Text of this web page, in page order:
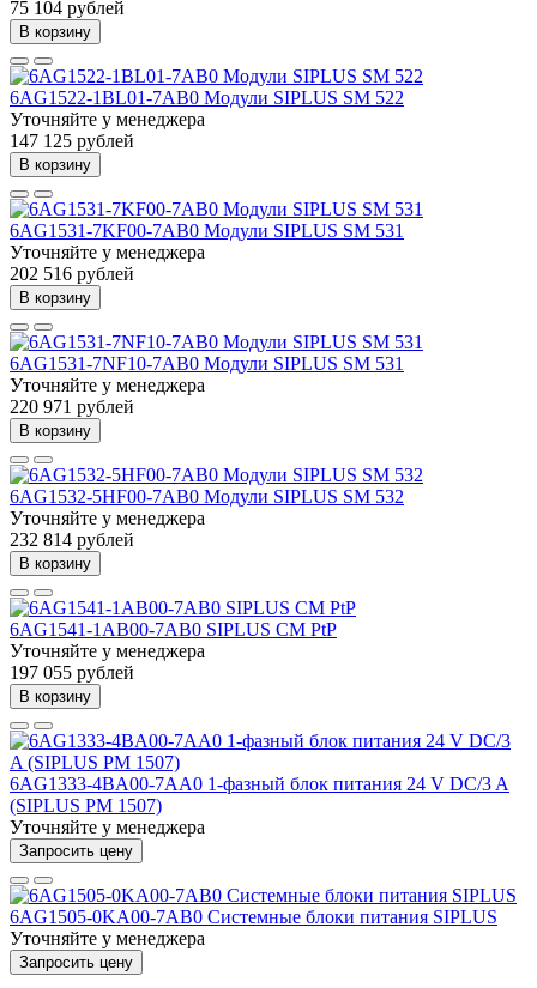
75 104 рублей
В корзину
6AG1522-1BL01-7AB0 Модули SIPLUS SM 522
Уточняйте у менеджера
147 125 рублей
В корзину
6AG1531-7KF00-7AB0 Модули SIPLUS SM 531
Уточняйте у менеджера
202 516 рублей
В корзину
6AG1531-7NF10-7AB0 Модули SIPLUS SM 531
Уточняйте у менеджера
220 971 рублей
В корзину
6AG1532-5HF00-7AB0 Модули SIPLUS SM 532
Уточняйте у менеджера
232 814 рублей
В корзину
6AG1541-1AB00-7AB0 SIPLUS CM PtP
Уточняйте у менеджера
197 055 рублей
В корзину
6AG1333-4BA00-7AA0 1-фазный блок питания 24 V DC/3 A
(SIPLUS PM 1507)
Уточняйте у менеджера
Запросить цену
6AG1505-0KA00-7AB0 Системные блоки питания SIPLUS
Уточняйте у менеджера
Запросить цену